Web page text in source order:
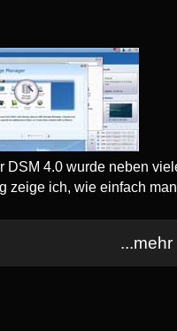
DSM 4.0 wurde neben
zeige ich, wie einfach